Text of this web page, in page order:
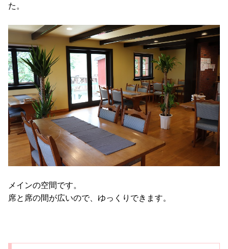
た。
メインの空間です。
席と席の間が広いので、ゆっくりできます。